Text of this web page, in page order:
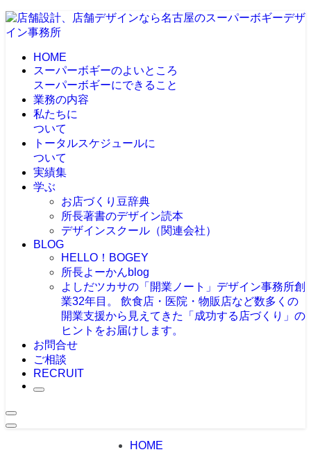
HOME
スーパーボギーのよいところ
スーパーボギーにできること
業務の内容
私たちに
ついて
トータルスケジュールに
ついて
実績集
学ぶ
お店づくり豆辞典
所長著書のデザイン読本
デザインスクール（関連会社）
BLOG
HELLO！BOGEY
所長よーかんblog
よしだツカサの「開業ノート」 デザイン事務所創
業32年目。 飲食店・医院・物販店など数多くの
開業支援から見えてきた「成功する店づくり」の
ヒントをお届けします。
お問合せ
ご相談
RECRUIT
HOME